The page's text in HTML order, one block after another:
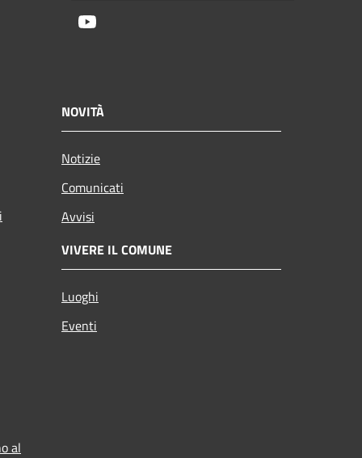
NOVITÀ
Notizie
Comunicati
Avvisi
VIVERE IL COMUNE
Luoghi
Eventi
al